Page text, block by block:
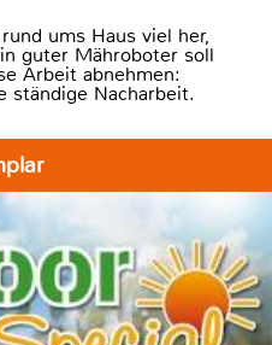
ums Haus viel her,
guter Mähroboter soll
Arbeit abnehmen:
ständige Nacharbeit.